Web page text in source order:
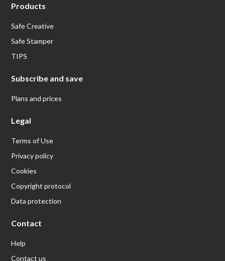
Products
Safe Creative
Safe Stamper
TIPS
Subscribe and save
Plans and prices
Legal
Terms of Use
Privacy policy
Cookies
Copyright protocol
Data protection
Contact
Help
Contact us